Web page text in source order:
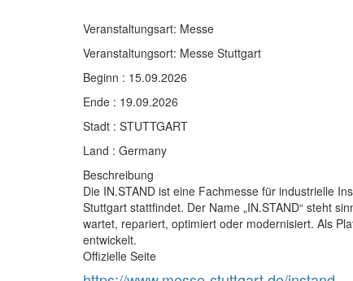
Veranstaltungsart: Messe
Veranstaltungsort: Messe Stuttgart
Beginn : 15.09.2026
Ende : 19.09.2026
Stadt : STUTTGART
Land : Germany
Beschreibung
Die IN.STAND ist eine Fachmesse für industrielle
Stuttgart stattfindet. Der Name „IN.STAND“ steht
wartet, repariert, optimiert oder modernisiert. Als
entwickelt.
Offizielle Seite